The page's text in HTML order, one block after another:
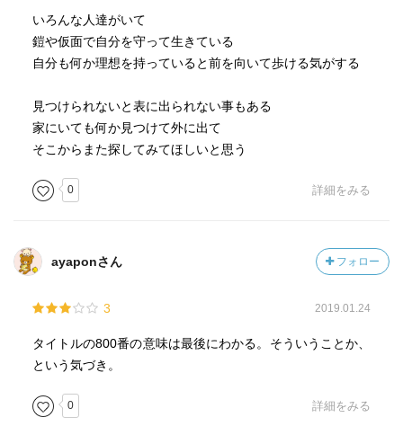
いろんな人達がいて
鎧や仮面で自分を守って生きている
自分も何か理想を持っていると前を向いて歩ける気がする
見つけられないと表に出られない事もある
家にいても何か見つけて外に出て
そこからまた探してみてほしいと思う
0 詳細をみる
ayaponさん フォロー
3 2019.01.24
タイトルの800番の意味は最後にわかる。そういうことか、
という気づき。
0 詳細をみる